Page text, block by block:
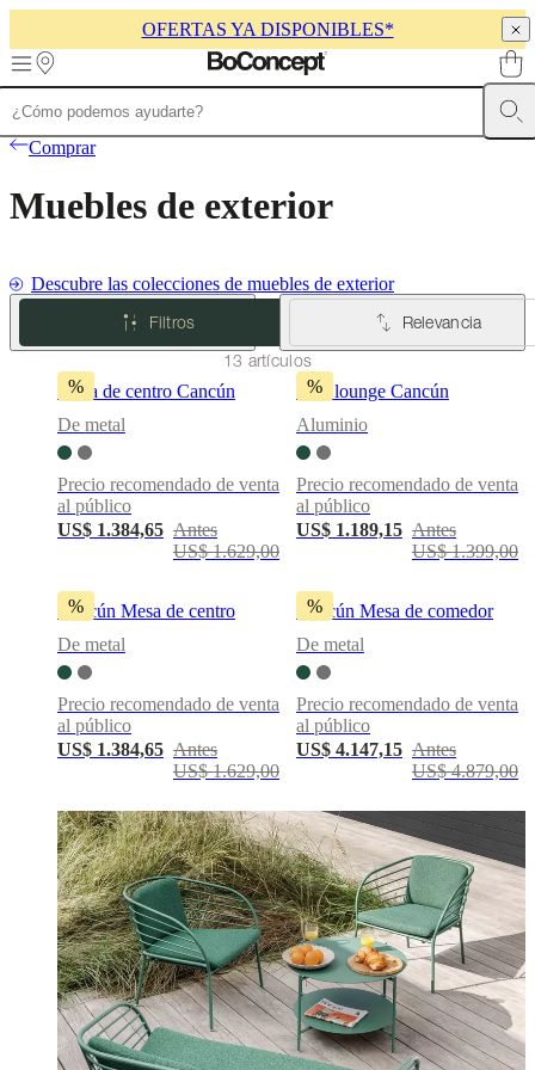
OFERTAS YA DISPONIBLES*
Skip to main content
MueblesSofás Lámparas
Colecciones
de
sillas
Butacas
ColeccionesBeds
Colecciones
de
accesoriosColección
tejidos
Outlet
mueblesEspaciosSalasComedores DormitoriosEspacios
Espacios
pequeñosOficinas
BoConcept
Helena
ChristensenInspiración
EntregaCuidado
productoInstrucciones
montajeGarantíaLegalServicio
decoración
interiores
Solicita
muestras
Buscar
Acerca
Comprar
Muebles de exterior
Descubre las colecciones de muebles de exterior
Filtros
Relevancia
13 artículos
%
Mesa de centro Cancún
De metal
Precio recomendado de venta
al público
US$ 1.384,65 Antes
US$ 1.629,00
%
Silla lounge Cancún
Aluminio
Precio recomendado de venta
al público
US$ 1.189,15 Antes
US$ 1.399,00
%
Cancún Mesa de centro
De metal
Precio recomendado de venta
al público
US$ 1.384,65 Antes
US$ 1.629,00
%
Cancún Mesa de comedor
De metal
Precio recomendado de venta
al público
US$ 4.147,15 Antes
US$ 4.879,00